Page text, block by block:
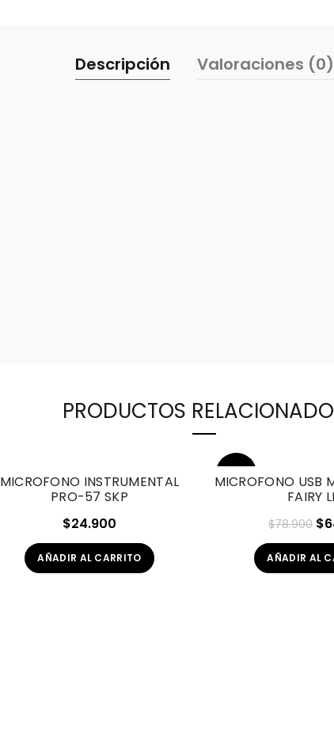
Descripción Valoraciones (0)
PRODUCTOS
MICROFONO INSTRUMENTAL
PRO-57 SKP
$24.900
AÑADIR AL CARRITO
MICROFONO USB
FAIRY
$78.900 El
$
AÑADIR AL